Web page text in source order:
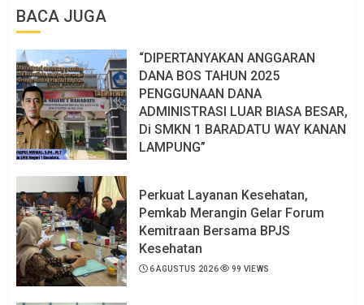
BACA JUGA
“DIPERTANYAKAN ANGGARAN
DANA BOS TAHUN 2025
PENGGUNAAN DANA
ADMINISTRASI LUAR BIASA BESAR,
Di SMKN 1 BARADATU WAY KANAN
LAMPUNG”
Perkuat Layanan Kesehatan,
Pemkab Merangin Gelar Forum
Kemitraan Bersama BPJS
Kesehatan
6 AGUSTUS 2026 99 VIEWS